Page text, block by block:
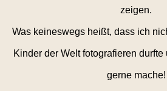
zeigen.
Was keineswegs heißt, dass ich
Kinder der Welt fotografieren
gerne mache!